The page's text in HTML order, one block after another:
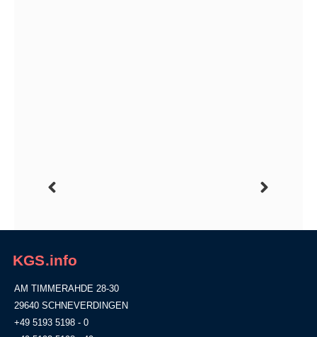
KGS.info
AM TIMMERAHDE 28-30
29640 SCHNEVERDINGEN
+49 5193 5198 - 0